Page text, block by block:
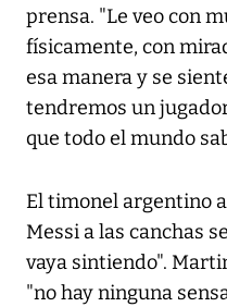
prensa. "Le veo con
físicamente, con
esa manera y se
tendremos un
que todo el mundo
El timonel argentino
Messi a las canchas
vaya sintiendo".
"no hay ninguna